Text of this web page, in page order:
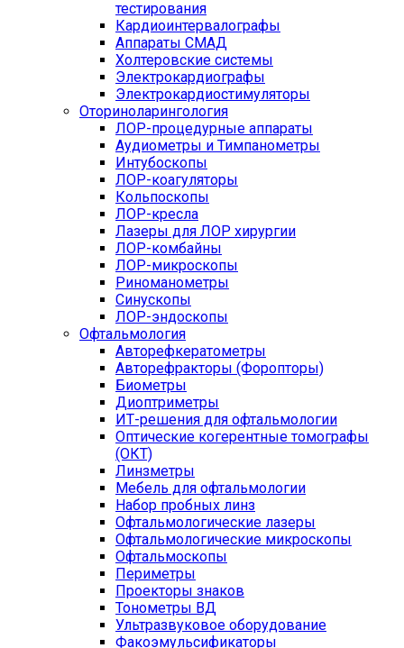
тестирования
Кардиоинтервалографы
Аппараты СМАД
Холтеровские системы
Электрокардиографы
Электрокардиостимуляторы
Оториноларингология
ЛОР-процедурные аппараты
Аудиометры и Тимпанометры
Интубоскопы
ЛОР-коагуляторы
Кольпоскопы
ЛОР-кресла
Лазеры для ЛОР хирургии
ЛОР-комбайны
ЛОР-микроскопы
Риноманометры
Синускопы
ЛОР-эндоскопы
Офтальмология
Авторефкератометры
Авторефракторы (Форопторы)
Биометры
Диоптриметры
ИТ-решения для офтальмологии
Оптические когерентные томографы
(ОКТ)
Линзметры
Мебель для офтальмологии
Набор пробных линз
Офтальмологические лазеры
Офтальмологические микроскопы
Офтальмоскопы
Периметры
Проекторы знаков
Тонометры ВД
Ультразвуковое оборудование
Факоэмульсификаторы